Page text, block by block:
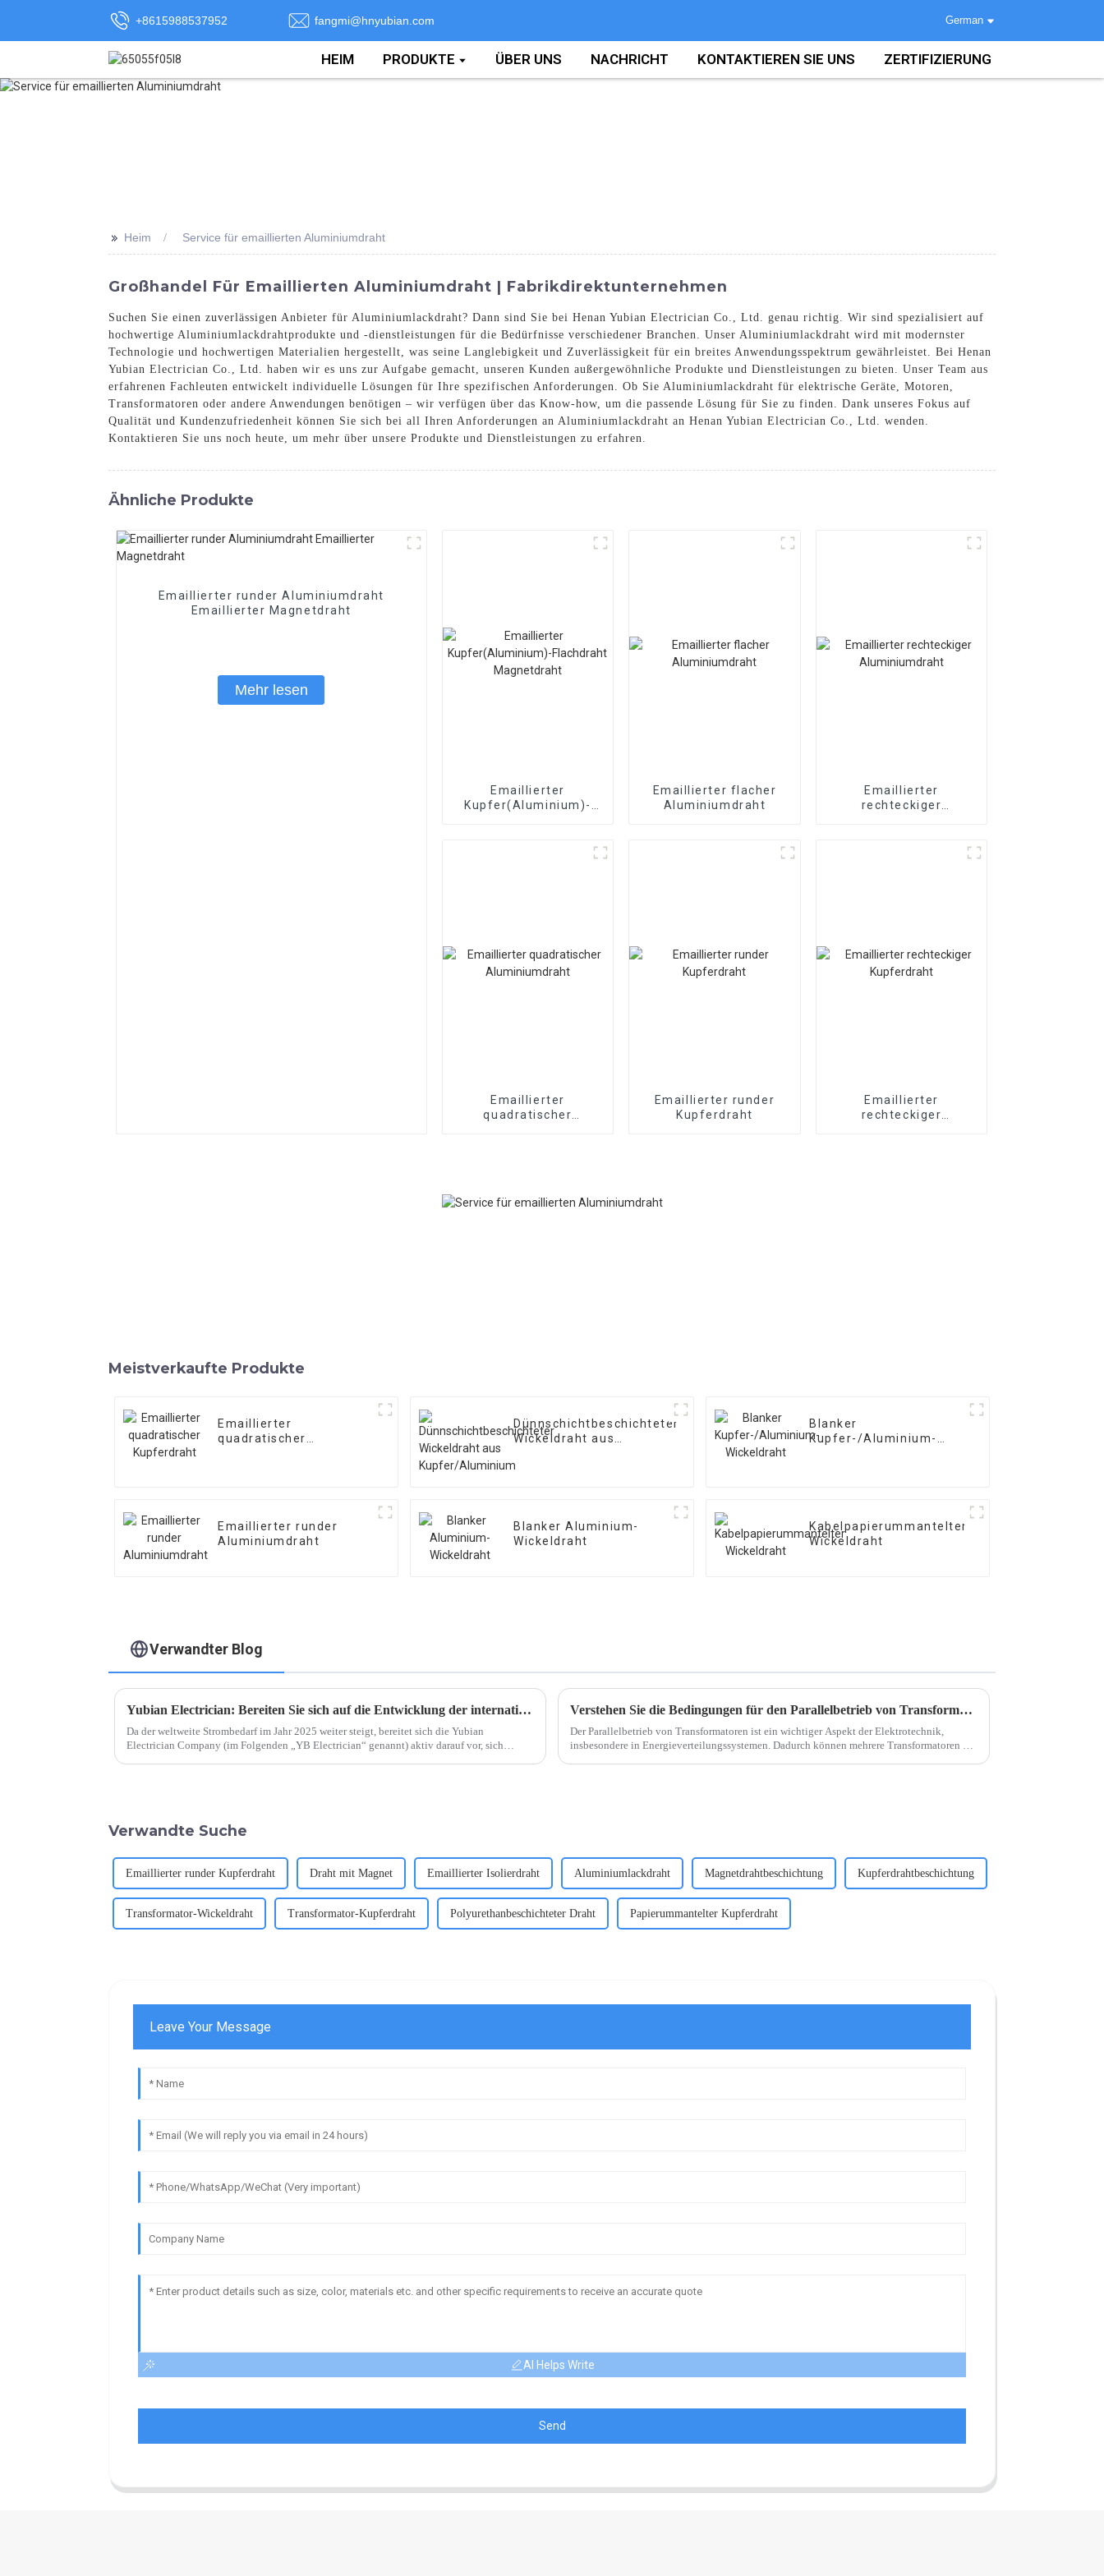
+8615988537952 fangmi@hnyubian.com German
HEIM PRODUKTE ÜBER UNS NACHRICHT KONTAKTIEREN SIE UNS ZERTIFIZIERUNG
>> Heim Service für emaillierten Aluminiumdraht
Großhandel Für Emaillierten Aluminiumdraht | Fabrikdirektunternehmen
Suchen Sie einen zuverlässigen Anbieter für Aluminiumlackdraht? Dann sind Sie bei Henan Yubian Electrician Co., Ltd. genau richtig. Wir sind spezialisiert auf
hochwertige Aluminiumlackdrahtprodukte und -dienstleistungen für die Bedürfnisse verschiedener Branchen. Unser Aluminiumlackdraht wird mit modernster
Technologie und hochwertigen Materialien hergestellt, was seine Langlebigkeit und Zuverlässigkeit für ein breites Anwendungsspektrum gewährleistet. Bei Henan
Yubian Electrician Co., Ltd. haben wir es uns zur Aufgabe gemacht, unseren Kunden außergewöhnliche Produkte und Dienstleistungen zu bieten. Unser Team aus
erfahrenen Fachleuten entwickelt individuelle Lösungen für Ihre spezifischen Anforderungen. Ob Sie Aluminiumlackdraht für elektrische Geräte, Motoren,
Transformatoren oder andere Anwendungen benötigen – wir verfügen über das Know-how, um die passende Lösung für Sie zu finden. Dank unseres Fokus auf
Qualität und Kundenzufriedenheit können Sie sich bei all Ihren Anforderungen an Aluminiumlackdraht an Henan Yubian Electrician Co., Ltd. wenden.
Kontaktieren Sie uns noch heute, um mehr über unsere Produkte und Dienstleistungen zu erfahren.
Ähnliche Produkte
Emaillierter runder Aluminiumdraht
Emaillierter Magnetdraht
Mehr lesen
Emaillierter
Kupfer(Aluminium)-
Emaillierter flacher
Aluminiumdraht
Emaillierter
rechteckiger
Emaillierter
quadratischer
Emaillierter runder
Kupferdraht
Emaillierter
rechteckiger
Meistverkaufte Produkte
Emaillierter
quadratischer
Dünnschichtbeschichteter
Wickeldraht aus
Blanker
Kupfer-/Aluminium-
Emaillierter runder
Aluminiumdraht
Blanker Aluminium-
Wickeldraht
Kabelpapierummantelter
Wickeldraht
Verwandter Blog
Yubian Electrician: Bereiten Sie sich auf die Entwicklung der internationalen Energiewirtschaft vor
Da der weltweite Strombedarf im Jahr 2025 weiter steigt, bereitet sich die Yubian
Electrician Company (im Folgenden „YB Electrician“ genannt) aktiv darauf vor, sich
Verstehen Sie die Bedingungen für den Parallelbetrieb von Transformatoren
Der Parallelbetrieb von Transformatoren ist ein wichtiger Aspekt der Elektrotechnik,
insbesondere in Energieverteilungssystemen. Dadurch können mehrere Transformatoren die
Verwandte Suche
Emaillierter runder Kupferdraht Draht mit Magnet Emaillierter Isolierdraht Aluminiumlackdraht Magnetdrahtbeschichtung Kupferdrahtbeschichtung
Transformator-Wickeldraht Transformator-Kupferdraht Polyurethanbeschichteter Draht Papierummantelter Kupferdraht
Leave Your Message
AI Helps Write
Send